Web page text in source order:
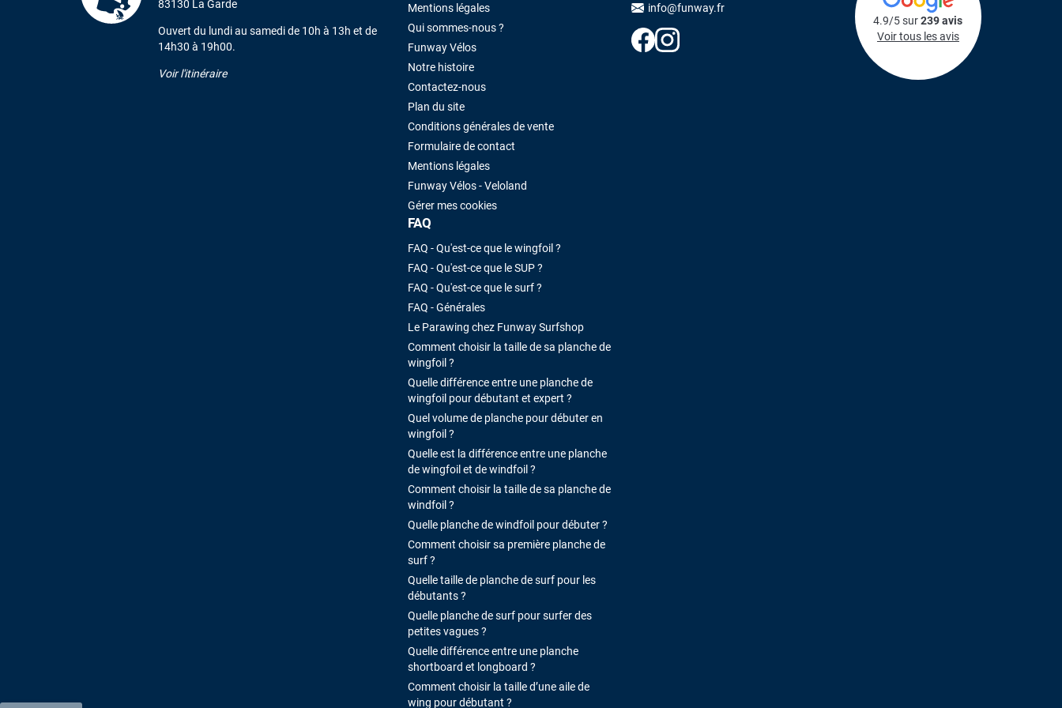
83130 La Garde
Ouvert du lundi au samedi de 10h à 13h et de
14h30 à 19h00.
Voir l'itinéraire
Mentions légales
Qui sommes-nous ?
Funway Vélos
Notre histoire
Contactez-nous
Plan du site
Conditions générales de vente
Formulaire de contact
Mentions légales
Funway Vélos - Veloland
Gérer mes cookies
FAQ
FAQ - Qu'est-ce que le wingfoil ?
FAQ - Qu'est-ce que le SUP ?
FAQ - Qu'est-ce que le surf ?
FAQ - Générales
Le Parawing chez Funway Surfshop
Comment choisir la taille de sa planche de
wingfoil ?
Quelle différence entre une planche de
wingfoil pour débutant et expert ?
Quel volume de planche pour débuter en
wingfoil ?
Quelle est la différence entre une planche
de wingfoil et de windfoil ?
Comment choisir la taille de sa planche de
windfoil ?
Quelle planche de windfoil pour débuter ?
Comment choisir sa première planche de
surf ?
Quelle taille de planche de surf pour les
débutants ?
Quelle planche de surf pour surfer des
petites vagues ?
Quelle différence entre une planche
shortboard et longboard ?
Comment choisir la taille d’une aile de
wing pour débutant ?
info@funway.fr
4.9/5 sur239 avis
Voir tous les avis
Maronui RICHMOND
il y a 3 mois
J'ai acheté une voile d'occasion depuis Tahiti. Super service. L'envoi a
été rapide. La voile est arrivée en super état. Mauruuru roa.
VOIR TOUS LES AVIS